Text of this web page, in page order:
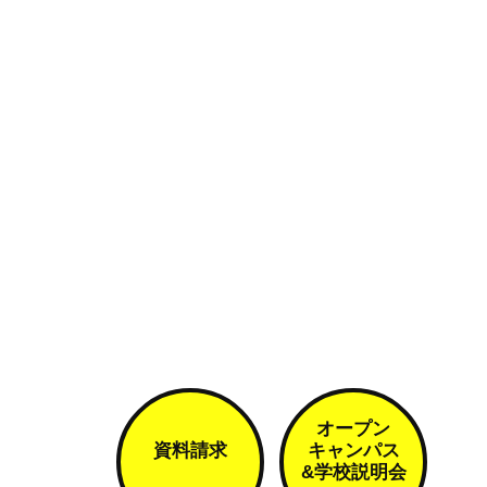
資料請求
オープン
キャンパス
&学校説明会